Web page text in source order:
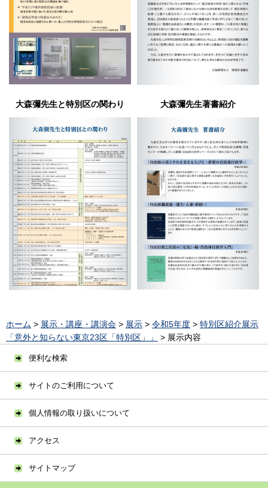
大森彌先生と特別区の関わり 大森彌先生著書紹介
ホーム > 展示・講座・講演会 > 展示 > 令和5年度 > 特別区紹介展示
「意外と知らない東京23区「特別区」」
> 展示内容
便利な検索
サイトのご利用について
個人情報の取り扱いについて
アクセス
サイトマップ